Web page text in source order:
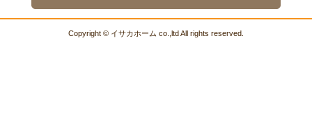
Copyright © イサカホーム co.,ltd All rights reserved.